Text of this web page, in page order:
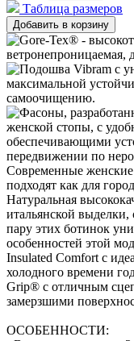
Таблица размеров
Современные
подходят как для
Натуральная
итальянской
пару этих ботинок
особенностей этой
Insulated Comfort с
холодного времени
Grip® с отличным
замерзшими
ОСОБЕННОСТИ: